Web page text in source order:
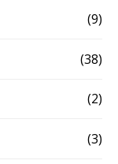
(9)
(38)
(2)
(3)